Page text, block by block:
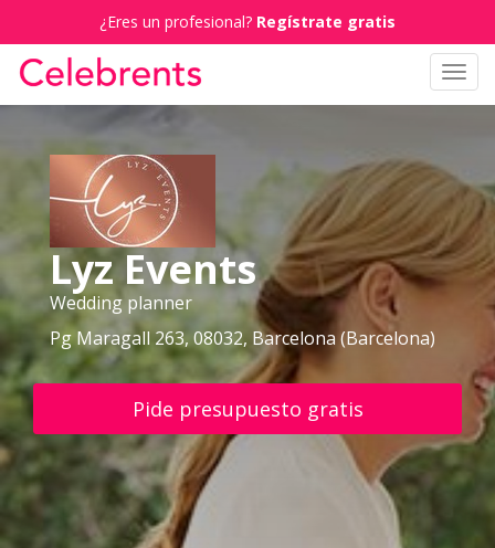
¿Eres un profesional? Regístrate gratis
Lyz Events
Wedding planner
Pg Maragall 263, 08032, Barcelona (Barcelona)
Pide presupuesto gratis